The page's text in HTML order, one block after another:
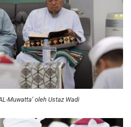
Muwatta’ oleh Ustaz Wadi